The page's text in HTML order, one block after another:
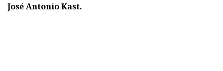
José Antonio Kast.